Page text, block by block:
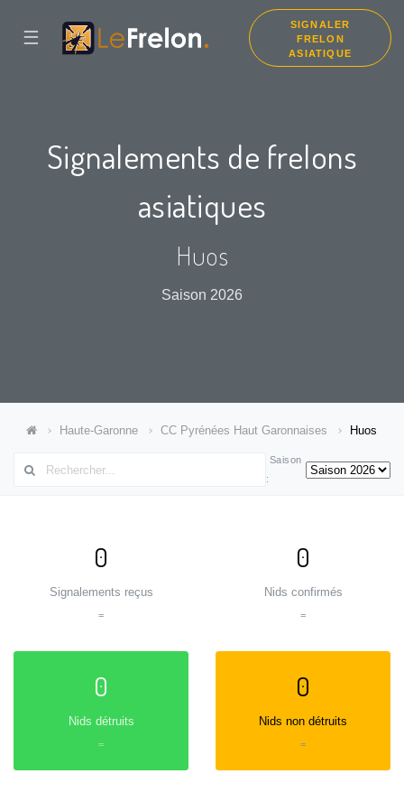
☰
SIGNALER
FRELON
ASIATIQUE
Signalements de frelons
asiatiques
Huos
Saison 2026
Haute-Garonne CC Pyrénées Haut Garonnaises Huos
Saison
:
0
Signalements reçus
=
0
Nids confirmés
=
0
Nids détruits
=
0
Nids non détruits
=